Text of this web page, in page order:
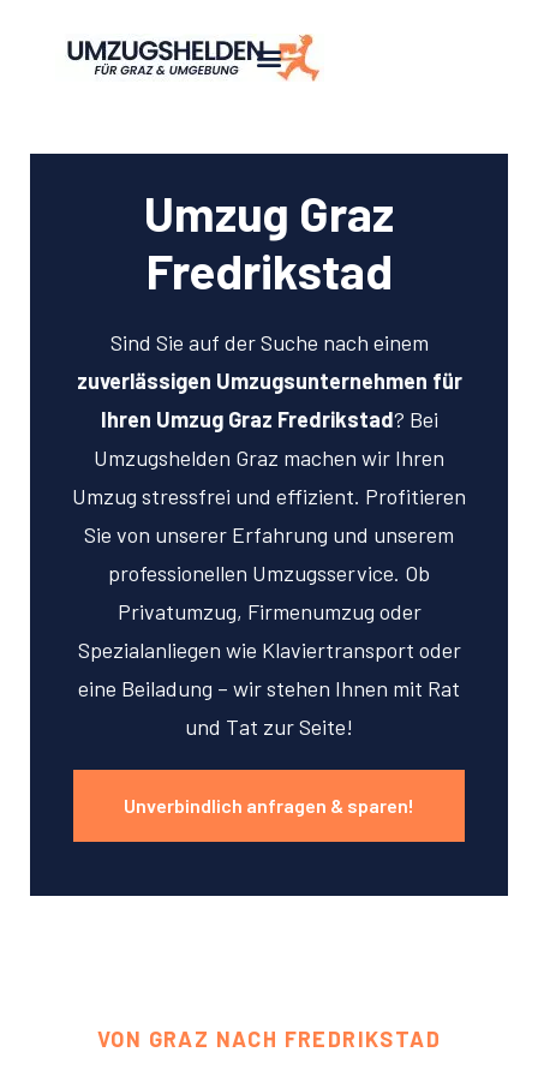
Umzug Graz
Fredrikstad
Sind Sie auf der Suche nach einem
zuverlässigen Umzugsunternehmen für
Ihren Umzug Graz Fredrikstad? Bei
Umzugshelden Graz machen wir Ihren
Umzug stressfrei und effizient. Profitieren
Sie von unserer Erfahrung und unserem
professionellen Umzugsservice. Ob
Privatumzug, Firmenumzug oder
Spezialanliegen wie Klaviertransport oder
eine Beiladung – wir stehen Ihnen mit Rat
und Tat zur Seite!
Unverbindlich anfragen & sparen!
VON GRAZ NACH FREDRIKSTAD